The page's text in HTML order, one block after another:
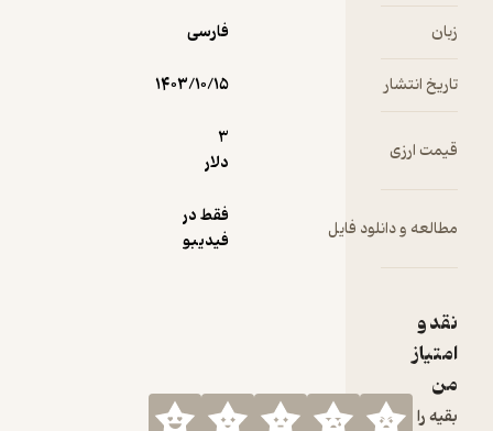
زبان فارسی
تاریخ انتشار ۱۴۰۳/۱۰/۱۵
قیمت ارزی
دلار
مطالعه و دانلود فایل
فقط در
فیدیبو
نقد و
امتیاز
من
بقیه را